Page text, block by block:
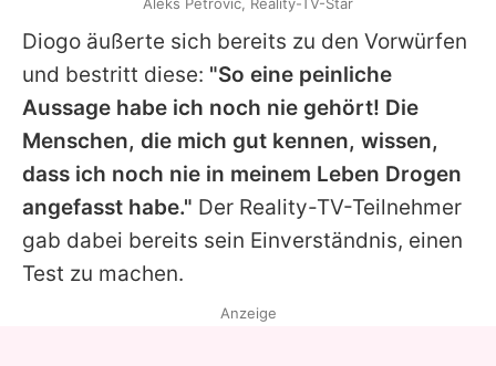
Diogo äußerte sich bereits zu den Vorwürfen
und bestritt diese: "So eine peinliche
Aussage habe ich noch nie gehört! Die
Menschen, die mich gut kennen, wissen,
dass ich noch nie in meinem Leben Drogen
angefasst habe." Der Reality-TV-Teilnehmer
gab dabei bereits sein Einverständnis, einen
Test zu machen.
Anzeige